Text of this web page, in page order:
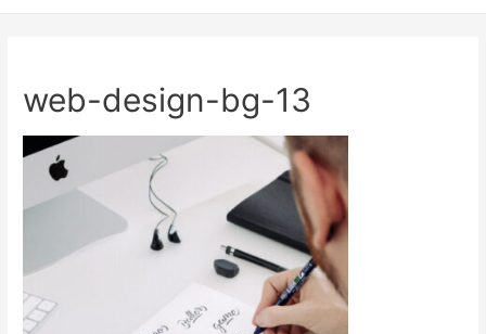
web-design-bg-13